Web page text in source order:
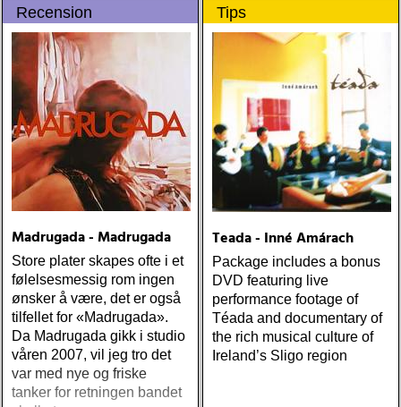
populære reggaestil kaldet
one-drop
Recension
Madrugada - Madrugada
Store plater skapes ofte i et
følelsesmessig rom ingen
ønsker å være, det er også
tilfellet for «Madrugada».
Da Madrugada gikk i studio
våren 2007, vil jeg tro det
var med nye og friske
tanker for retningen bandet
Tips
Teada - Inné Amárach
Package includes a bonus
DVD featuring live
performance footage of
Téada and documentary of
the rich musical culture of
Ireland’s Sligo region